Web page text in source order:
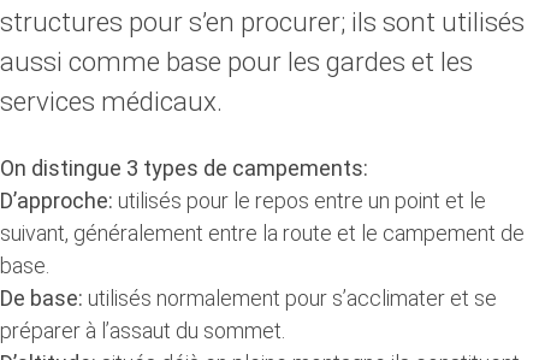
structures pour s’en procurer; ils sont utilisés
aussi comme base pour les gardes et les
services médicaux.
On distingue 3 types de campements:
D’approche: utilisés pour le repos entre un point et le
suivant, généralement entre la route et le campement de
base.
De base: utilisés normalement pour s’acclimater et se
préparer à l’assaut du sommet.